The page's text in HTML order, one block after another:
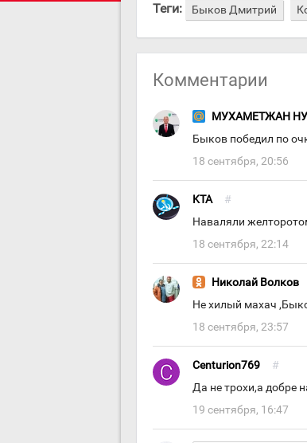
Теги: Быков Дмитрий
Комментарии
МУХАМЕТЖАН
Быков победил по
18 сентября, 20:56
KTA #
Наваляли
18 сентября, 22:14
Николай Волков
Не хилый махач
18 сентября, 23:57
Centurion769 #
Да не трохи,а добре
19 сентября, 16:47